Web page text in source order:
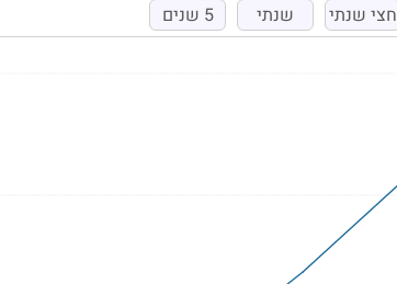
חצי שנתי שנתי 5 שנים